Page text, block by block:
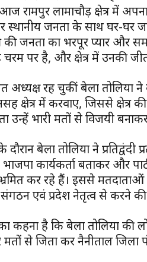
रामपुर लामाचौड़ क्षेत्र में
स्थानीय जनता के साथ घर-घर
की जनता का भरपूर प्यार और
चरम पर है, और क्षेत्र में उनकी
अध्यक्ष रह चुकीं बेला
क्षेत्र में करवाए, जिससे
उन्हें भारी मतों से विजयी
दौरान बेला तोलिया ने
भाजपा कार्यकर्ता बताकर और
कर रहे हैं। इससे मतदाताओं
एवं प्रदेश नेतृत्व से करने
कहना है कि बेला तोलिया की
से जिता कर नैनीताल जिला